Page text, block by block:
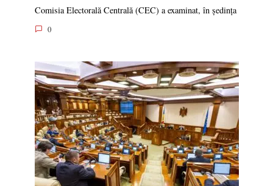
Comisia Electorală Centrală (CEC) a examinat, în ședința
0